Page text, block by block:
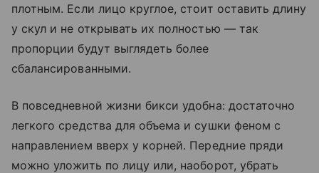
плотным. Если лицо круглое, стоит оставить длину
у скул и не открывать их полностью — так
пропорции будут выглядеть более
сбалансированными.
В повседневной жизни бикси удобна: достаточно
легкого средства для объема и сушки феном с
направлением вверх у корней. Передние пряди
можно уложить по лицу или, наоборот, убрать